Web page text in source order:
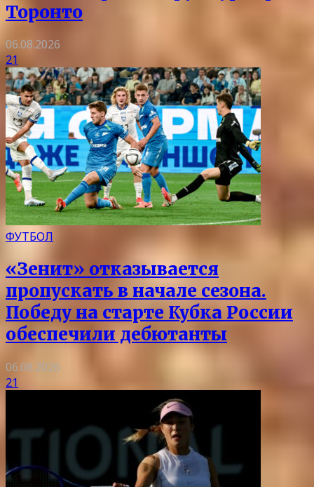
Торонто
06.08.2026
21
ФУТБОЛ
«Зенит» отказывается
пропускать в начале сезона.
Победу на старте Кубка России
обеспечили дебютанты
06.08.2026
21